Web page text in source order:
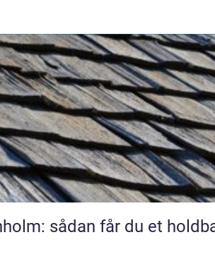
sådan får du et